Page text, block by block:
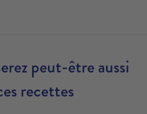
peut-être aussi
recettes